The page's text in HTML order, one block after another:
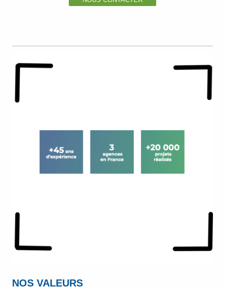
NOS VALEURS